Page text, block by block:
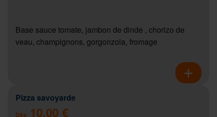
Base sauce tomate, jambon de dinde , chorizo de
veau, champignons, gorgonzola, fromage
Pizza savoyarde
Dès 10.00 €